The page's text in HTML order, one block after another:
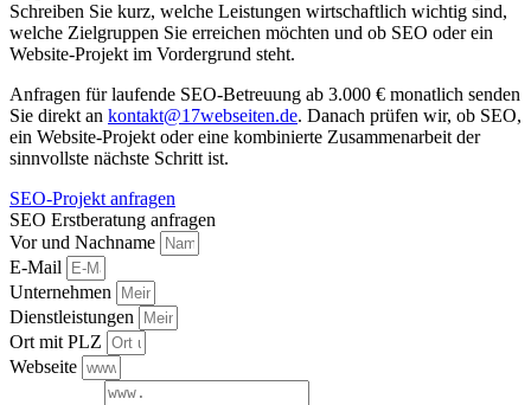
Schreiben Sie kurz, welche Leistungen wirtschaftlich wichtig sind,
welche Zielgruppen Sie erreichen möchten und ob SEO oder ein
Website-Projekt im Vordergrund steht.
Anfragen für laufende SEO-Betreuung ab 3.000 € monatlich senden
Sie direkt an kontakt@17webseiten.de. Danach prüfen wir, ob SEO,
ein Website-Projekt oder eine kombinierte Zusammenarbeit der
sinnvollste nächste Schritt ist.
SEO-Projekt anfragen
SEO Erstberatung anfragen
Vor und Nachname
E-Mail
Unternehmen
Dienstleistungen
Ort mit PLZ
Webseite